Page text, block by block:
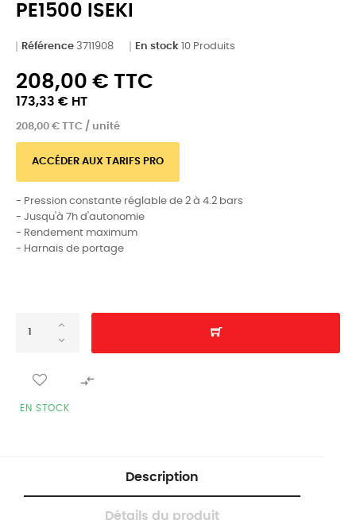
PE1500 ISEKI
Référence 3711908 En stock 10 Produits
208,00 € TTC
173,33 € HT
208,00 € TTC / unité
ACCÉDER AUX TARIFS PRO
- Pression constante réglable de 2 à 4.2 bars
- Jusqu'à 7h d'autonomie
- Rendement maximum
- Harnais de portage

EN STOCK
Description
Détails du produit